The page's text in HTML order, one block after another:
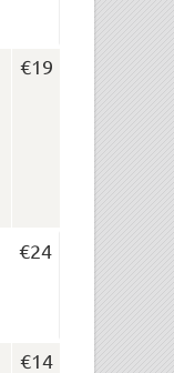
€19
€24
€14